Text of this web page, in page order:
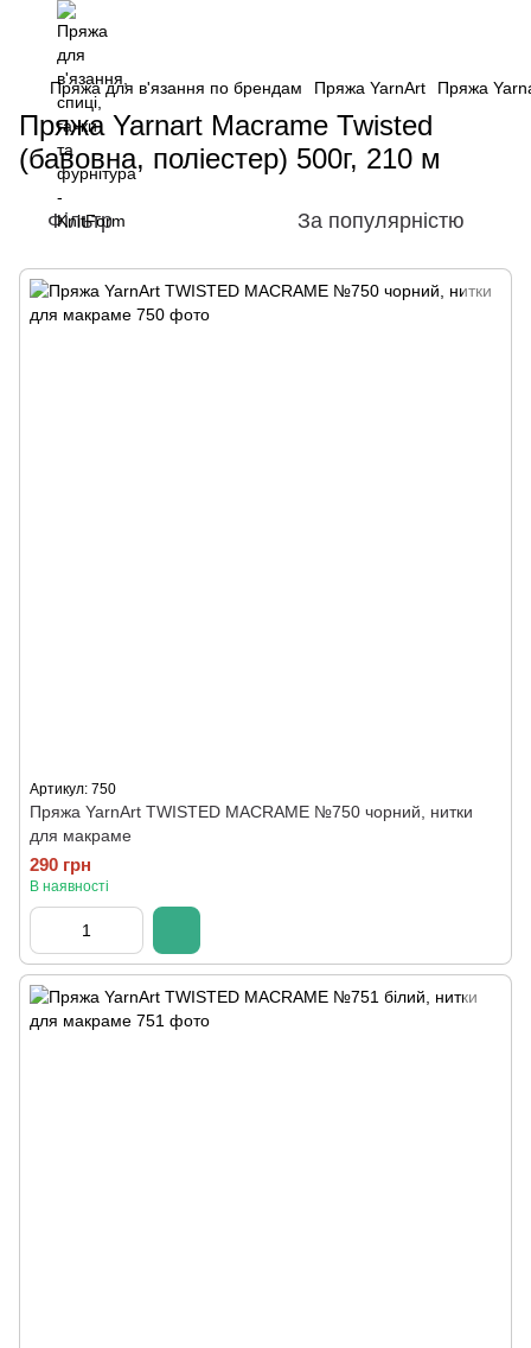
Пряжа для в'язання по брендам Пряжа YarnArt Пряжа
Пряжа Yarnart Macrame Twisted
(бавовна, поліестер) 500г, 210 м
Фільтр За популярністю
Артикул: 750
Пряжа YarnArt TWISTED MACRAME №750 чорний, нитки
для макраме
290 грн
В наявності